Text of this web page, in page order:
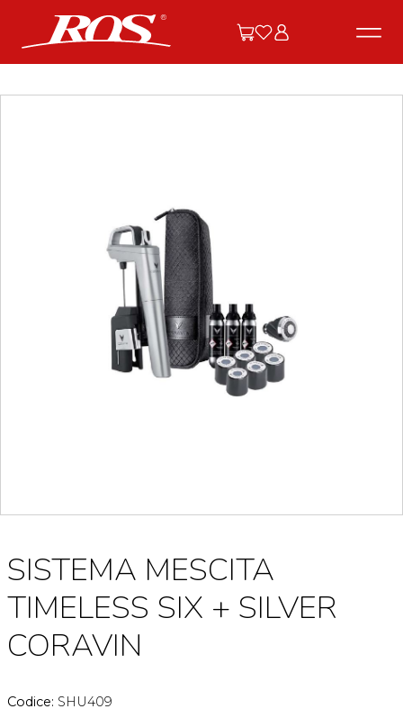
SISTEMA MESCITA
TIMELESS SIX + SILVER
CORAVIN
Codice: SHU409